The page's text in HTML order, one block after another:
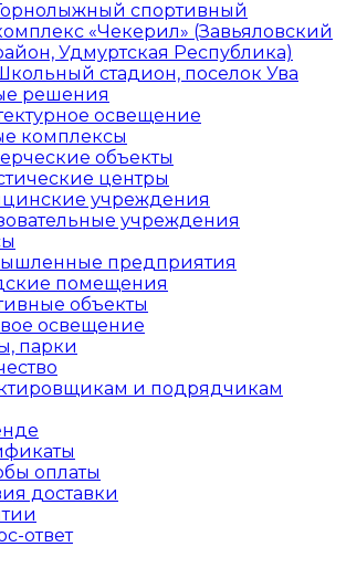
спортивный
«Чекерил» (Завьяловский
Удмуртская Республика)
стадион, поселок Ува
решения
освещение
комплексы
объекты
центры
учреждения
учреждения
предприятия
помещения
объекты
освещение
парки
и подрядчикам
оплаты
доставки
ответ